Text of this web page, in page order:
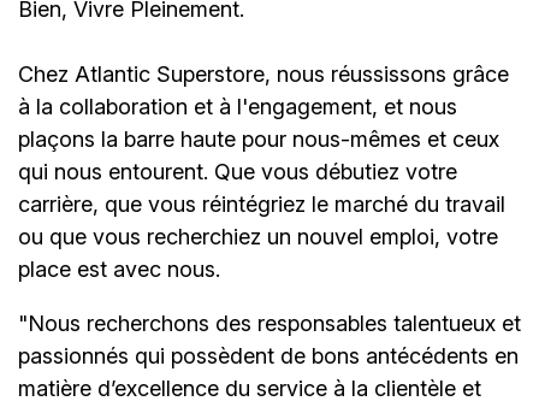
Bien, Vivre Pleinement.
Chez Atlantic Superstore, nous réussissons grâce
à la collaboration et à l'engagement, et nous
plaçons la barre haute pour nous-mêmes et ceux
qui nous entourent. Que vous débutiez votre
carrière, que vous réintégriez le marché du travail
ou que vous recherchiez un nouvel emploi, votre
place est avec nous.
"Nous recherchons des responsables talentueux et
passionnés qui possèdent de bons antécédents en
matière d’excellence du service à la clientèle et